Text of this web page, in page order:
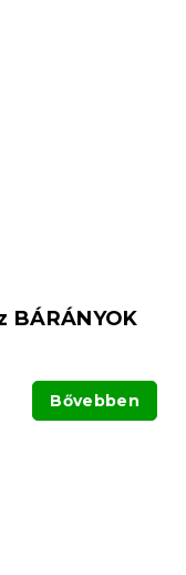
Bővebben